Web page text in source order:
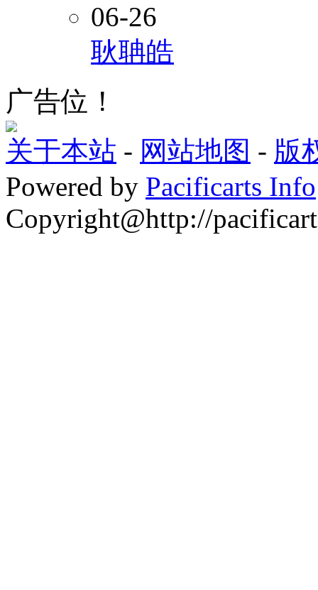
06-26
耿聃皓
广告位！
关于本站 - 网站地图 - 版
Powered by Pacificarts Info
Copyright@http://